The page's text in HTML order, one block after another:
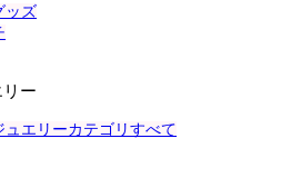
ッズ
ー
ュエリーカテゴリすべて